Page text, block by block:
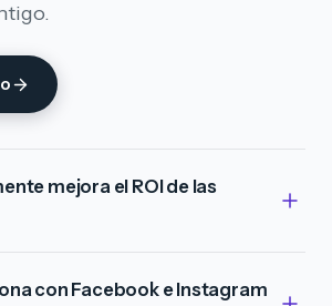
mejora el ROI de las
con Facebook e Instagram